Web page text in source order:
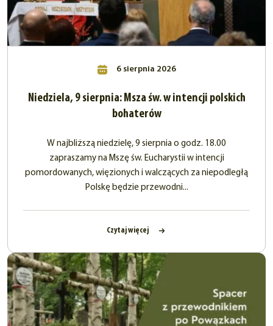
6 sierpnia 2026
Niedziela, 9 sierpnia: Msza św. w intencji polskich
bohaterów
W najbliższą niedzielę, 9 sierpnia o godz. 18.00
zapraszamy na Mszę św. Eucharystii w intencji
pomordowanych, więzionych i walczących za niepodległą
Polskę będzie przewodni...
Czytaj więcej